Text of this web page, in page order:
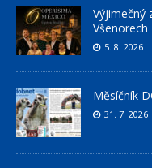
Výjimečný
Všenorech
5. 8. 2026
Měsíčník
31. 7. 2026